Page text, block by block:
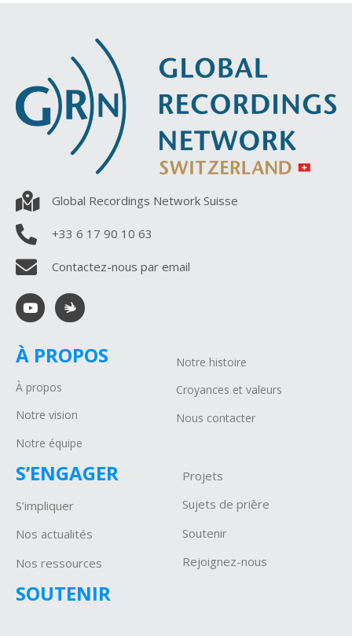
Global Recordings Network Suisse
+33 6 17 90 10 63
Contactez-nous par email
À PROPOS
À propos
Notre vision
Notre équipe
Notre histoire
Croyances et valeurs
Nous contacter
S’ENGAGER
S’impliquer
Nos actualités
Nos ressources
SOUTENIR
Projets
Sujets de prière
Soutenir
Rejoignez-nous